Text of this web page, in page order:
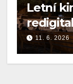
Letní
11. 6. 2026